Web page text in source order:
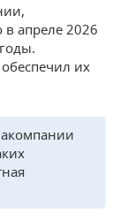
апреле 2026
их